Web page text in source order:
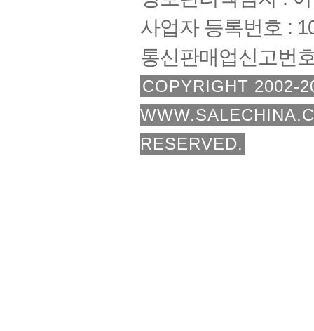
사업자 등록번호 :
통신판매업신고번
COPYRIGHT 2002-
RESERVED.